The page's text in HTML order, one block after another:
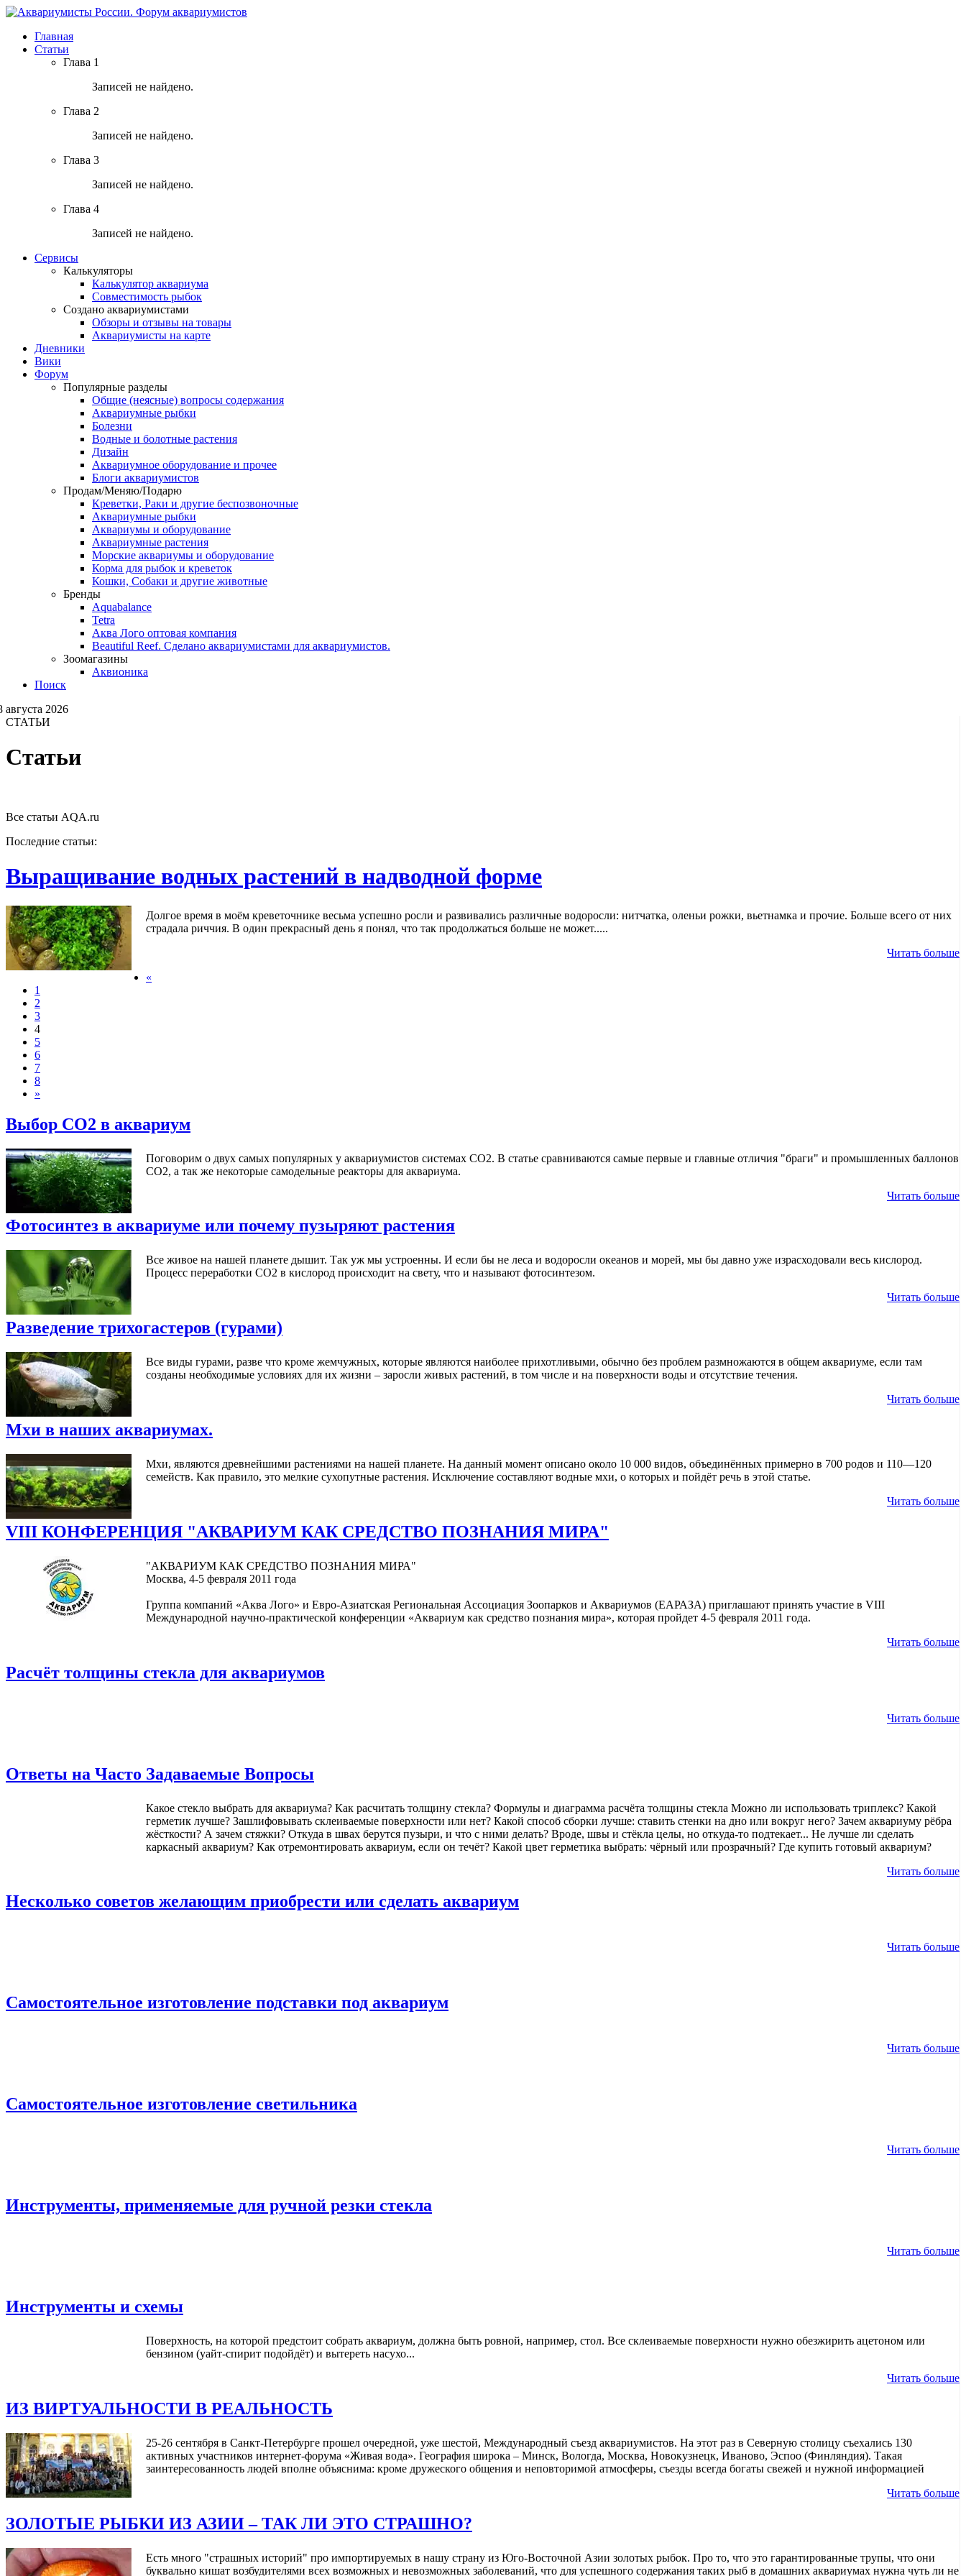
Главная
Статьи
Глава 1
Записей не найдено.
Глава 2
Записей не найдено.
Глава 3
Записей не найдено.
Глава 4
Записей не найдено.
Сервисы
Калькуляторы
Калькулятор аквариума
Совместимость рыбок
Создано аквариумистами
Обзоры и отзывы на товары
Аквариумисты на карте
Дневники
Вики
Форум
Популярные разделы
Общие (неясные) вопросы содержания
Аквариумные рыбки
Болезни
Водные и болотные растения
Дизайн
Аквариумное оборудование и прочее
Блоги аквариумистов
Продам/Меняю/Подарю
Креветки, Раки и другие беспозвоночные
Аквариумные рыбки
Аквариумы и оборудование
Аквариумные растения
Морские аквариумы и оборудование
Корма для рыбок и креветок
Кошки, Собаки и другие животные
Бренды
Aquabalance
Tetra
Аква Лого оптовая компания
Beautiful Reef. Сделано аквариумистами для аквариумистов.
Зоомагазины
Аквионика
Поиск
августа 2026
СТАТЬИ
Статьи
Все статьи AQA.ru
Последние статьи:
Выращивание водных растений в надводной форме
Долгое время в моём креветочнике весьма успешно росли и развивались различные водоросли: нитчатка, оленьи рожки, вьетнамка и прочие. Больше всего от них
страдала риччия. В один прекрасный день я понял, что так продолжаться больше не может.....
Читать больше
«
1
2
3
4
5
6
7
8
»
Выбор CO2 в аквариум
Поговорим о двух самых популярных у аквариумистов системах CO2. В статье сравниваются самые первые и главные отличия "браги" и промышленных баллонов
CO2, а так же некоторые самодельные реакторы для аквариума.
Читать больше
Фотосинтез в аквариуме или почему пузыряют растения
Все живое на нашей планете дышит. Так уж мы устроенны. И если бы не леса и водоросли океанов и морей, мы бы давно уже израсходовали весь кислород.
Процесс переработки СО2 в кислород происходит на свету, что и называют фотосинтезом.
Читать больше
Разведение трихогастеров (гурами)
Все виды гурами, разве что кроме жемчужных, которые являются наиболее прихотливыми, обычно без проблем размножаются в общем аквариуме, если там
созданы необходимые условиях для их жизни – заросли живых растений, в том числе и на поверхности воды и отсутствие течения.
Читать больше
Мхи в наших аквариумах.
Мхи, являются древнейшими растениями на нашей планете. На данный момент описано около 10 000 видов, объединённых примерно в 700 родов и 110—120
семейств. Как правило, это мелкие сухопутные растения. Исключение составляют водные мхи, о которых и пойдёт речь в этой статье.
Читать больше
VIII КОНФЕРЕНЦИЯ "АКВАРИУМ КАК СРЕДСТВО ПОЗНАНИЯ МИРА"
"АКВАРИУМ КАК СРЕДСТВО ПОЗНАНИЯ МИРА"
Москва, 4-5 февраля 2011 года
Группа компаний «Аква Лого» и Евро-Азиатская Региональная Ассоциация Зоопарков и Аквариумов (ЕАРАЗА) приглашают принять участие в VIII
Международной научно-практической конференции «Аквариум как средство познания мира», которая пройдет 4-5 февраля 2011 года.
Читать больше
Расчёт толщины стекла для аквариумов
Читать больше
Ответы на Часто Задаваемые Вопросы
Какое стекло выбрать для аквариума? Как расчитать толщину стекла? Формулы и диаграмма расчёта толщины стекла Можно ли использовать триплекс? Какой
герметик лучше? Зашлифовывать склеиваемые поверхности или нет? Какой способ сборки лучше: ставить стенки на дно или вокруг него? Зачем аквариуму рёбра
жёсткости? А зачем стяжки? Откуда в швах берутся пузыри, и что с ними делать? Вроде, швы и стёкла целы, но откуда-то подтекает... Не лучше ли сделать
каркасный аквариум? Как отремонтировать аквариум, если он течёт? Какой цвет герметика выбрать: чёрный или прозрачный? Где купить готовый аквариум?
Читать больше
Несколько советов желающим приобрести или сделать аквариум
Читать больше
Самостоятельное изготовление подставки под аквариум
Читать больше
Самостоятельное изготовление светильника
Читать больше
Инструменты, применяемые для ручной резки стекла
Читать больше
Инструменты и схемы
Поверхность, на которой предстоит собрать аквариум, должна быть ровной, например, стол. Все склеиваемые поверхности нужно обезжирить ацетоном или
бензином (уайт-спирит подойдёт) и вытереть насухо...
Читать больше
ИЗ ВИРТУАЛЬНОСТИ В РЕАЛЬНОСТЬ
25-26 сентября в Санкт-Петербурге прошел очередной, уже шестой, Международный съезд аквариумистов. На этот раз в Северную столицу съехались 130
активных участников интернет-форума «Живая вода». География широка – Минск, Вологда, Москва, Новокузнецк, Иваново, Эспоо (Финляндия). Такая
заинтересованность людей вполне объяснима: кроме дружеского общения и неповторимой атмосферы, съезды всегда богаты свежей и нужной информацией
Читать больше
ЗОЛОТЫЕ РЫБКИ ИЗ АЗИИ – ТАК ЛИ ЭТО СТРАШНО?
Есть много "страшных историй" про импортируемых в нашу страну из Юго-Восточной Азии золотых рыбок. Про то, что это гарантированные трупы, что они
буквально кишат возбудителями всех возможных и невозможных заболеваний, что для успешного содержания таких рыб в домашних аквариумах нужна чуть ли не